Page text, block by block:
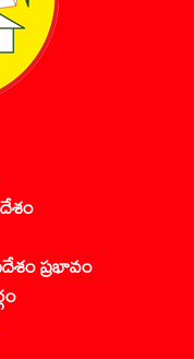
ప్రభావం